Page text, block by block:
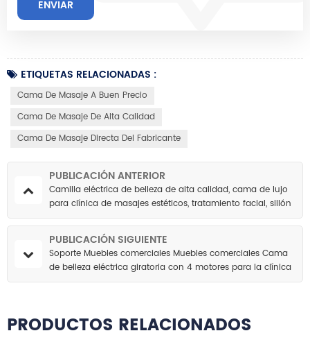
ETIQUETAS RELACIONADAS :
Cama De Masaje A Buen Precio
Cama De Masaje De Alta Calidad
Cama De Masaje Directa Del Fabricante
PUBLICACIÓN ANTERIOR
Camilla eléctrica de belleza de alta calidad, cama de lujo
para clínica de masajes estéticos, tratamiento facial, sillón
médico estético con pedal.
PUBLICACIÓN SIGUIENTE
Soporte Muebles comerciales Muebles comerciales Cama
de belleza eléctrica giratoria con 4 motores para la clínica
de salón de belleza
PRODUCTOS RELACIONADOS